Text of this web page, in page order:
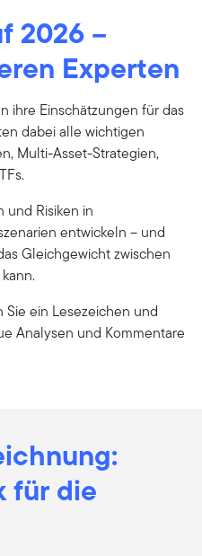
2026 –
Experten
ihre Einschätzungen für das
dabei alle wichtigen
Multi-Asset-Strategien,
und Risiken in
entwickeln – und
Gleichgewicht zwischen
Sie ein Lesezeichen und
Analysen und Kommentare
für die